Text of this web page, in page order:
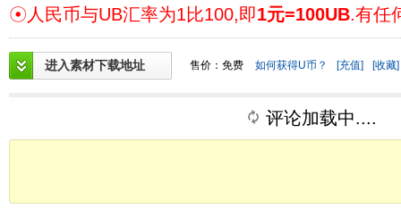
☉人民币与UB汇率为1比100,即1元=100UB.有任
进入素材下载地址 售价：免费 如何获得U币？ [充值] [收藏]
评论加载中....